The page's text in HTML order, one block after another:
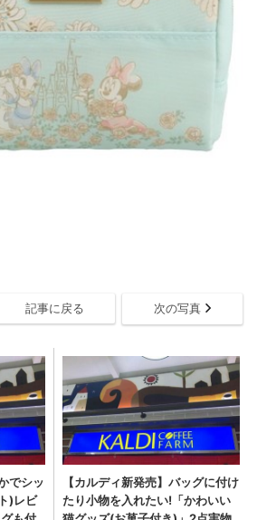
記事に戻る 次の写真